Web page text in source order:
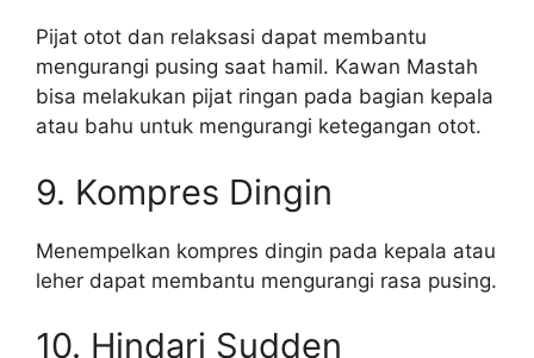
Pijat otot dan relaksasi dapat membantu
mengurangi pusing saat hamil. Kawan Mastah
bisa melakukan pijat ringan pada bagian kepala
atau bahu untuk mengurangi ketegangan otot.
9. Kompres Dingin
Menempelkan kompres dingin pada kepala atau
leher dapat membantu mengurangi rasa pusing.
10. Hindari Sudden